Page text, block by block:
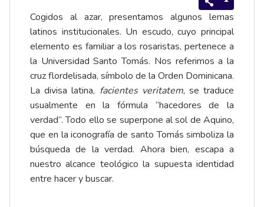
Cogidos al azar, presentamos algunos lemas
latinos institucionales. Un escudo, cuyo principal
elemento es familiar a los rosaristas, pertenece a
la Universidad Santo Tomás. Nos referimos a la
cruz flordelisada, símbolo de la Orden Dominicana.
La divisa latina, facientes veritatem, se traduce
usualmente en la fórmula “hacedores de la
verdad”. Todo ello se superpone al sol de Aquino,
que en laiconografía de santo Tomás simboliza la
búsqueda de la verdad. Ahora bien, escapa a
nuestro alcance teológico la supuesta identidad
entre hacer y buscar.